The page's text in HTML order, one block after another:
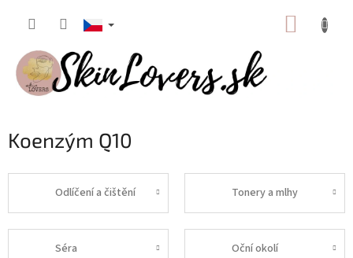
Koenzým Q10
Odlíčení a čištění Tonery a mlhy
Séra Oční okolí